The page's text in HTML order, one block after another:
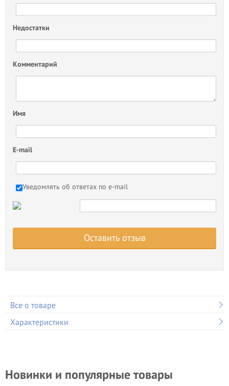
Недостатки
Комментарий
Имя
E-mail
Уведомлять об ответах по e-mail
Оставить отзыв
Все о товаре
Характеристики
Новинки и популярные товары